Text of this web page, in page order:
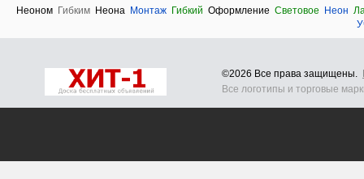
Неоном Гибким Неона Монтаж Гибкий Оформление Световое Неон
©2026 Все права защищены.
Все логотипы и торговые